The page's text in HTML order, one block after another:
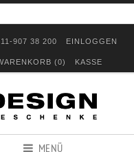
907 38 200 EINLOGGEN
(0) KASSE
MENÜ